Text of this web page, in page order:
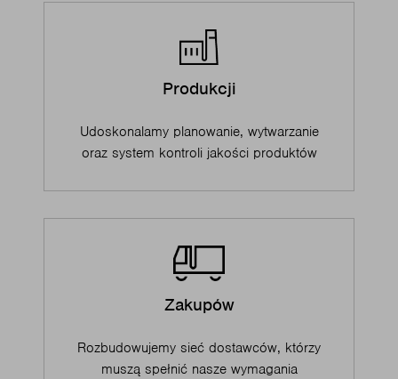
Produkcji
Udoskonalamy planowanie, wytwarzanie
oraz system kontroli jakości produktów
Zakupów
Rozbudowujemy sieć dostawców, którzy
muszą spełnić nasze wymagania